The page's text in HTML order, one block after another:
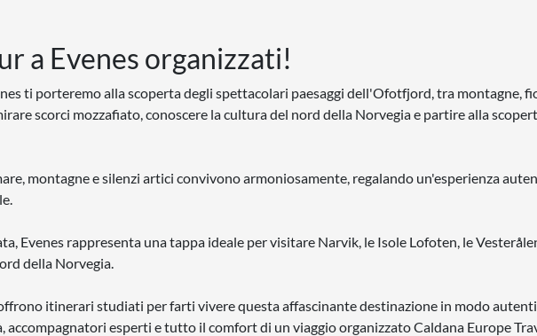
a Evenes organizzati!
ti porteremo alla scoperta degli spettacolari paesaggi dell'Ofotfjord, tra montagne,
scorci mozzafiato, conoscere la cultura del nord della Norvegia e partire alla
montagne e silenzi artici convivono armoniosamente, regalando un'esperienza
Evenes rappresenta una tappa ideale per visitare Narvik, le Isole Lofoten, le
della Norvegia.
itinerari studiati per farti vivere questa affascinante destinazione in modo
accompagnatori esperti e tutto il comfort di un viaggio organizzato Caldana Europe